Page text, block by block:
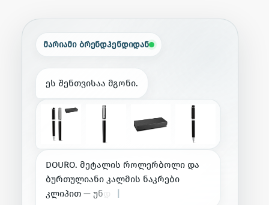
მარიამი ბრენდჰენდიდან
ეს შენთვისაა მგონი.
DOURO. მეტალის როლერბოლი და
ბურთულიანი კალმის ნაკრები
კლიპით — უნდ